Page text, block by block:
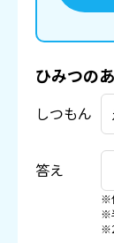
ひみつの
しつもん
答え
※
※